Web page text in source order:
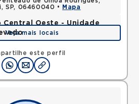
este perfil
SP, 06460040 •
Mapa
Central Oeste - Unidade
Azevedo Marques, Centro,
06320090 •
Mapa
Veja mais locais